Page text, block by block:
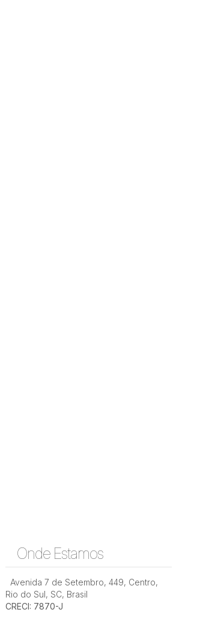
Onde Estamos
Avenida 7 de Setembro, 449, Centro,
Rio do Sul, SC, Brasil
CRECI: 7870-J